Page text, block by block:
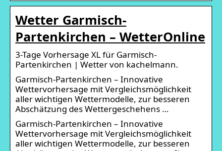
Wetter Garmisch-
Partenkirchen – WetterOnline
3-Tage Vorhersage XL für Garmisch-
Partenkirchen | Wetter von kachelmann.
Garmisch-Partenkirchen – Innovative
Wettervorhersage mit Vergleichsmöglichkeit
aller wichtigen Wettermodelle, zur besseren
Abschätzung des Wettergeschehens …
Garmisch-Partenkirchen – Innovative
Wettervorhersage mit Vergleichsmöglichkeit
aller wichtigen Wettermodelle, zur besseren